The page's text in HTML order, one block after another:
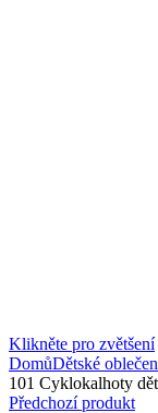
Klikněte pro zvětšení
DomůDětské
101 Cyklokalhoty
Předchozí produkt